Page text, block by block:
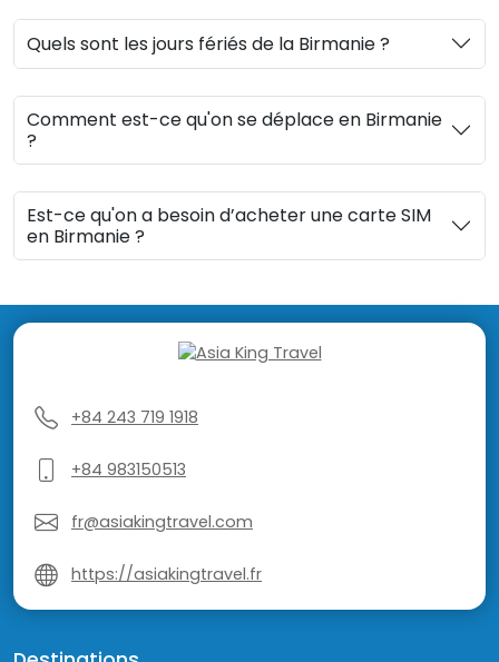
Quels sont les jours fériés de la Birmanie ?
Comment est-ce qu'on se déplace en Birmanie
?
Est-ce qu'on a besoin d’acheter une carte SIM
en Birmanie ?
+84 243 719 1918
+84 983150513
fr@asiakingtravel.com
https://asiakingtravel.fr